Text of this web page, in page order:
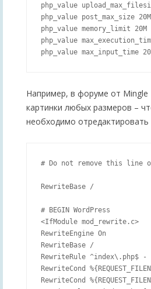
php_value
php_value post_max_size 20M
php_value memory_limit 20M
php_value
Например, в форуме от
картинки любых размеров –
необходимо
# Do not remove this line
RewriteBase /
# BEGIN WordPress
<IfModule mod_rewrite.c>
RewriteEngine On
RewriteBase /
RewriteRule ^index\.php$ -
RewriteCond
RewriteCond